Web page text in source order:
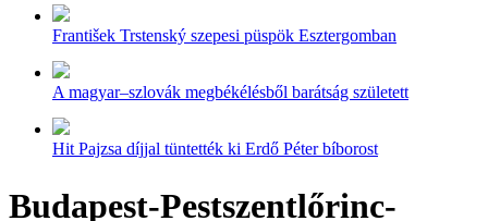
František Trstenský szepesi püspök Esztergomban
A magyar–szlovák megbékélésből barátság született
Hit Pajzsa díjjal tüntették ki Erdő Péter bíborost
Budapest-Pestszentlőrinc-